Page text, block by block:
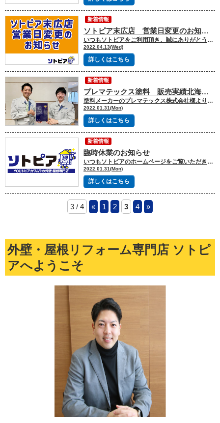
ソトピア末広店 営業日変更のお知らせ
いつもソトピアをご利用頂き、誠にありがとうございます。この度、経営合理化の一環として、ソトピア末広店の営業日を変更させて頂くことになりました。 ■営業日変更日程 2022年4月25日（月）より■営業日 土曜日・日曜日のみ 9：30～18：00 なお、ソトピア本店につきましては、水曜定休日を除いた平日も営業いたします。 お客様にはご不便をお掛けいたしますが、今後ともご愛顧を賜りますよう何卒よろしくお願い申し上げます。
2022.04.13(Wed)
詳しくはこちら
新着情報
プレマテックス塗料 販売実績北海道２位！
塗料メーカーのプレマテックス株式会社様より、嬉しいニュースが届きました！ なんとソトピアが「２０２１年実績ランキング」で「北海道２位」を受賞しました！ これもひとえに日頃よりソトピアを支えてくださる皆様のおかげと、心より感謝申し上げます。 これからも地域の皆様に、高品質高機能な塗料をご提供できるよう、スタッフ一同努力してまいります。 外壁・屋根塗装はソトピアに是非お任せください！
2022.01.31(Mon)
詳しくはこちら
新着情報
臨時休業のお知らせ
いつもソトピアのホームページをご覧いただき、ありがとうございます。 誠に勝手ではございますが、下記日程はソトピア店舗の臨時休業とさせていただきます。 皆様にはご不便とご迷惑をおかけいたしますが、何卒ご了承くださいますよう、お願い申し上げます。 ■ 臨時休業日 ■ ２０２２年２月１日（火） ２０２２年２月１０日（木） ２０２２年２月１１日（金）
2022.01.31(Mon)
詳しくはこちら
新着情報
3 / 4 « 1 2 3 4 »
外壁・屋根リフォーム専門店 ソトピ
アへようこそ